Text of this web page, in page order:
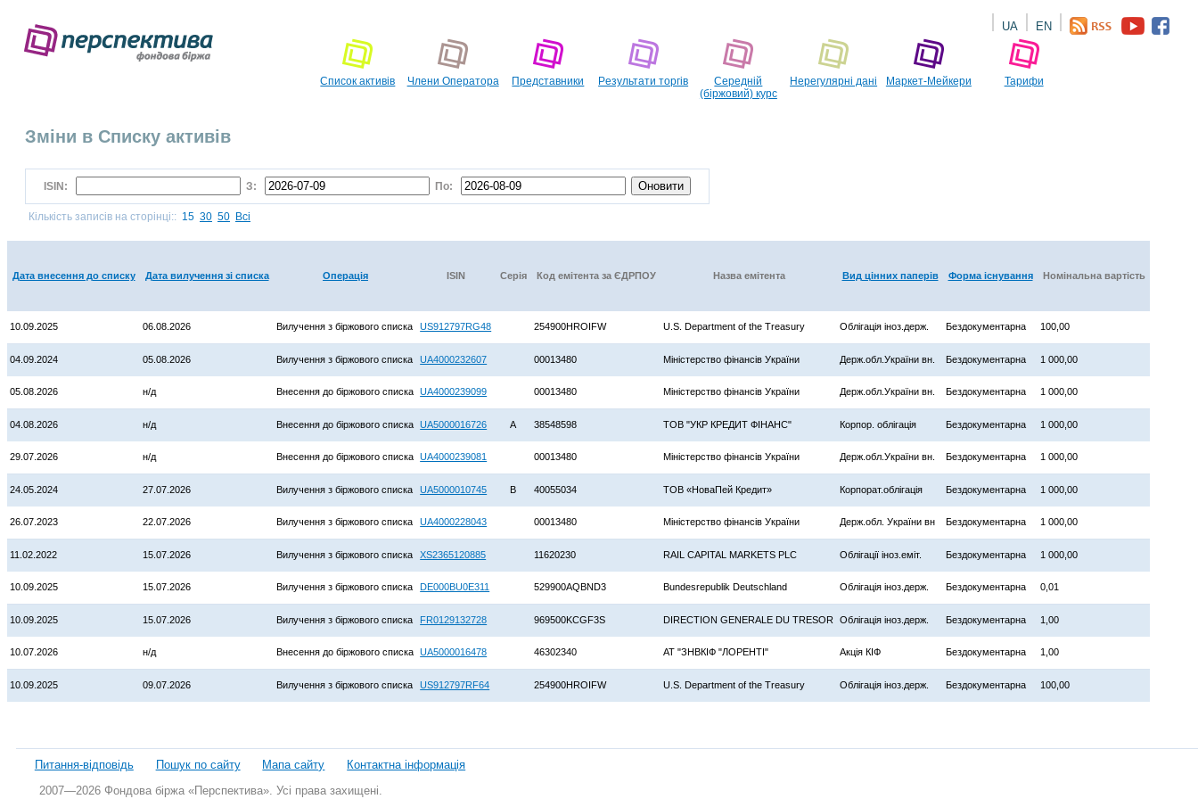
EN
UA
Список активів Члени Оператора Представники Pезультати торгів
Середній
(біржовий) курс
Нерегулярні дані Маркет-Мейкери Тарифи
Зміни в Списку активів
ISIN: З: По:
Кількість записів на сторінці:: 15 30 50 Всі
Дата внесення до списку Дата вилучення зі списка Операція ISIN Серія Код емітента за ЄДРПОУ Назва емітента Вид цінних паперів Форма існування Номінальна вартість
10.09.2025 06.08.2026 Вилучення з біржового списка US912797RG48 254900HROIFW U.S. Department of the Treasury Облігація іноз.держ. Бездокументарна 100,00
04.09.2024 05.08.2026 Вилучення з біржового списка UA4000232607 00013480 Міністерство фінансів України Держ.обл.України вн. Бездокументарна 1 000,00
05.08.2026 н/д Внесення до біржового списка UA4000239099 00013480 Міністерство фінансів України Держ.обл.України вн. Бездокументарна 1 000,00
04.08.2026 н/д Внесення до біржового списка UA5000016726 A 38548598 ТОВ "УКР КРЕДИТ ФІНАНС" Корпор. облігація Бездокументарна 1 000,00
29.07.2026 н/д Внесення до біржового списка UA4000239081 00013480 Міністерство фінансів України Держ.обл.України вн. Бездокументарна 1 000,00
24.05.2024 27.07.2026 Вилучення з біржового списка UA5000010745 B 40055034 ТОВ «НоваПей Кредит» Корпорат.облігація Бездокументарна 1 000,00
26.07.2023 22.07.2026 Вилучення з біржового списка UA4000228043 00013480 Міністерство фінансів України Держ.обл. України вн Бездокументарна 1 000,00
11.02.2022 15.07.2026 Вилучення з біржового списка XS2365120885 11620230 RAIL CAPITAL MARKETS PLC Облігації іноз.еміт. Бездокументарна 1 000,00
10.09.2025 15.07.2026 Вилучення з біржового списка DE000BU0E311 529900AQBND3 Bundesrepublik Deutschland Облігація іноз.держ. Бездокументарна 0,01
10.09.2025 15.07.2026 Вилучення з біржового списка FR0129132728 969500KCGF3S DIRECTION GENERALE DU TRESOR Облігація іноз.держ. Бездокументарна 1,00
10.07.2026 н/д Внесення до біржового списка UA5000016478 46302340 АТ "ЗНВКІФ "ЛОРЕНТІ" Акція КІФ Бездокументарна 1,00
10.09.2025 09.07.2026 Вилучення з біржового списка US912797RF64 254900HROIFW U.S. Department of the Treasury Облігація іноз.держ. Бездокументарна 100,00
Питання-відповідь Пошук по сайту Мапа сайту
Контактна інформація
2007—2026 Фондова біржа «Перспектива». Усі права захищені.